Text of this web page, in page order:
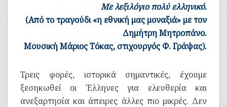
Με λεξιλόγιο πολύ ελληνικό.
(Από το τραγούδι «η εθνική μας μοναξιά» με τον
Δημήτρη Μητροπάνο.
Μουσική Μάριος Τόκας, στιχουργός Φ. Γράψας).
Τρεις φορές, ιστορικά σημαντικές, έχουμε
ξεσηκωθεί οι Έλληνες για ελευθερία και
ανεξαρτησία και άπειρες άλλες πιο μικρές. Δεν